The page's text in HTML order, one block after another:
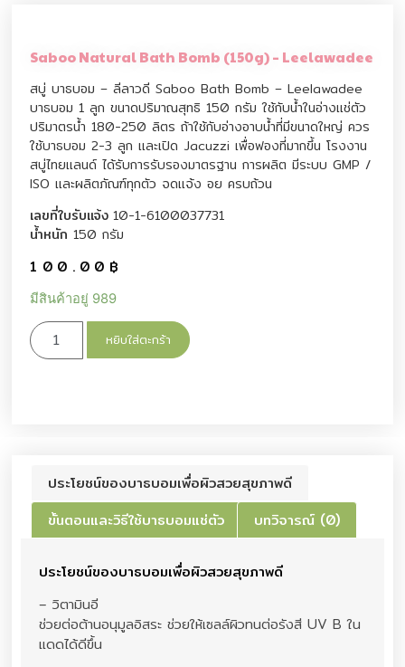
Saboo Natural Bath Bomb (150g) – Leelawadee
สบู่ บาธบอม – ลีลาวดี Saboo Bath Bomb – Leelawadee
บาธบอม 1 ลูก ขนาดปริมาณสุทธิ 150 กรัม ใช้กับน้ำในอ่างแช่ตัว
ปริมาตรน้ำ 180-250 ลิตร ถ้าใช้กับอ่างอาบน้ำที่มีขนาดใหญ่ ควร
ใช้บาธบอม 2-3 ลูก และเปิด Jacuzzi เพื่อฟองที่มากขึ้น โรงงาน
สบู่ไทยแลนด์ ได้รับการรับรองมาตรฐาน การผลิต มีระบบ GMP /
ISO และผลิตภัณฑ์ทุกตัว จดแจ้ง อย ครบถ้วน
เลขที่ใบรับแจ้ง10-1-6100037731
น้ำหนัก 150 กรัม
100.00 ฿
มีสินค้าอยู่ 989
หยิบใส่ตะกร้า
ประโยชน์ของบาธบอมเพื่อผิวสวยสุขภาพดี
ขั้นตอนและวิธีใช้บาธบอมแช่ตัว
บทวิจารณ์ (0)
ประโยชน์ของบาธบอมเพื่อผิวสวยสุขภาพดี
– วิตามินอี
ช่วยต่อต้านอนุมูลอิสระ ช่วยให้เซลล์ผิวทนต่อรังสี UV B ใน
แดดได้ดีขึ้น